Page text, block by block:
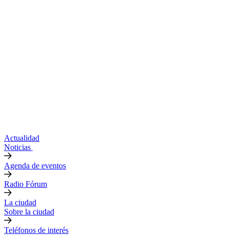
Actualidad
Noticias
Agenda de eventos
Radio Fórum
La ciudad
Sobre la ciudad
Teléfonos de interés